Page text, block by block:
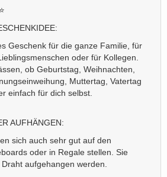
Geschenk für die ganze Familie, für
oder für Kollegen.
ob Geburtstag, Weihnachten,
Muttertag, Vatertag
einfach für dich selbst.
AUFHÄNGEN:
sich auch sehr gut auf den
oder in Regale stellen. Sie
aufgehangen werden.